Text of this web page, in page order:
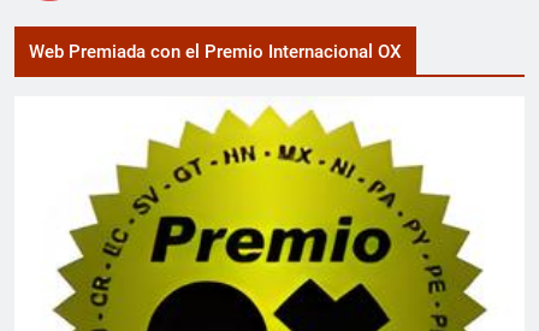
Web Premiada con el Premio Internacional OX